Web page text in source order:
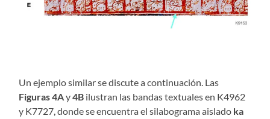
Un ejemplo similar se discute a continuación. Las
Figuras 4Ay4B ilustran las bandas textuales en K4962
y K7727, donde se encuentra el silabograma aislado ka